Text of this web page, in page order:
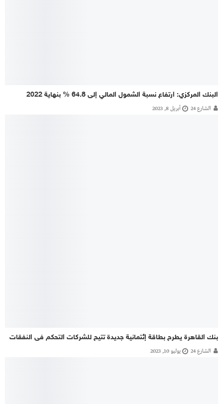
البنك المركزي: ارتفاع نسبة الشمول المالي إلى 64.8 % بنهاية 2022
الشارع 24 أبريل 8, 2023
بنك القاهرة يطرح بطاقة إئتمانية جديدة تتيح للشركات التحكم فى النفقات
الشارع 24 يوليو 10, 2023